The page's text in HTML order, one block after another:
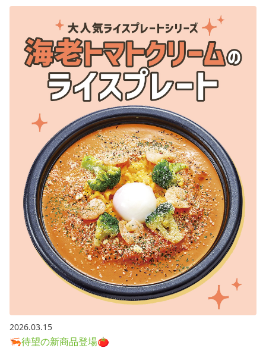
2026.03.15
🦐待望の新商品登場🍅